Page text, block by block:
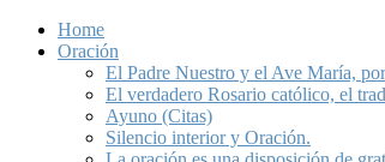
Home
Oración
El Padre Nuestro y el Ave María,
El verdadero Rosario católico, el
Ayuno (Citas)
Silencio interior y Oración.